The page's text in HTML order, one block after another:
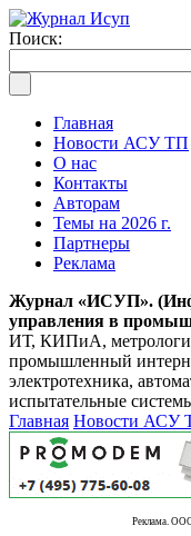
Поиск:
Главная
Новости АСУ ТП
О нас
Контакты
Авторам
Темы на 2026 г.
Партнеры
Реклама
Журнал «ИСУП».
управления в
ИТ, КИПиА,
промышленный
электротехника,
испытательные
Главная Новости АСУ
Реклама.